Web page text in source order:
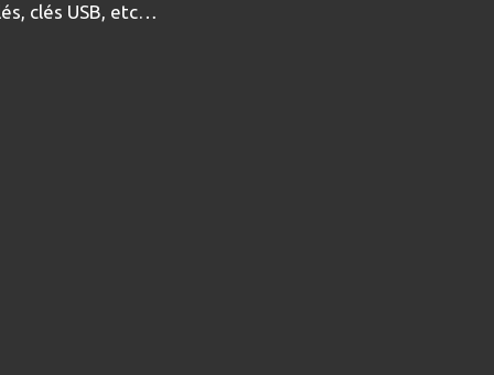
clés USB, etc…